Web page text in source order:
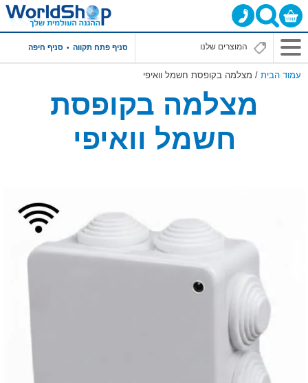
סניף פתח תקווה סניף חיפה
עמוד הבית / מצלמה בקופסת חשמל וואיפי
מצלמה בקופסת
חשמל וואיפי